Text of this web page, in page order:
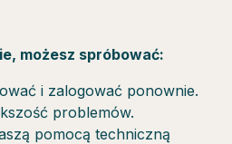
możesz spróbować:
i zalogować ponownie.
problemów.
pomocą techniczną